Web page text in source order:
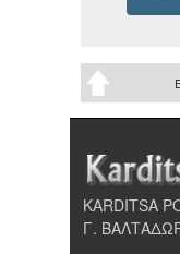
KARDITSA
Γ.